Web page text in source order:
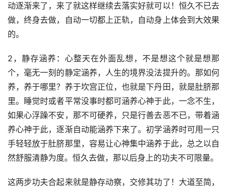
动逐渐来了，来了就这样继续去落实好就可以！恒久不已去
做，终身去做，自动一切都上正轨，自动身上体会到大效果
的。
2，静存涵养：心整天在外面乱想，不是想这个就是想那
个，毫无一刻的静定涵养，人生的境界没法提升的。那如何
养，养于哪里？养于坎宫正位，也就是下丹田，就是肚脐那
里。睡觉时或者平常没事时都可涵养心神于此，一念不生，
如果心浮躁不安，那不可硬养，只是行善去恶不已，带着涵
养心神于此，逐渐自动能涵养下来了。初学涵养时可用一只
手轻轻放于肚脐那里，容易让心神集中涵养于此，总之以自
然舒服清静为度。恒久去做，那以后身上的功夫不可限量。
这两步功夫合起来就是静存动察，交修其功了！大道至简，